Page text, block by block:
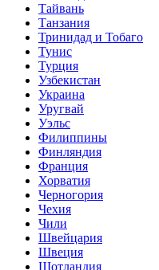
Тайвань
Танзания
Тринидад и Тобаго
Тунис
Турция
Узбекистан
Украина
Уругвай
Уэльс
Филиппины
Финляндия
Франция
Хорватия
Черногория
Чехия
Чили
Швейцария
Швеция
Шотландия